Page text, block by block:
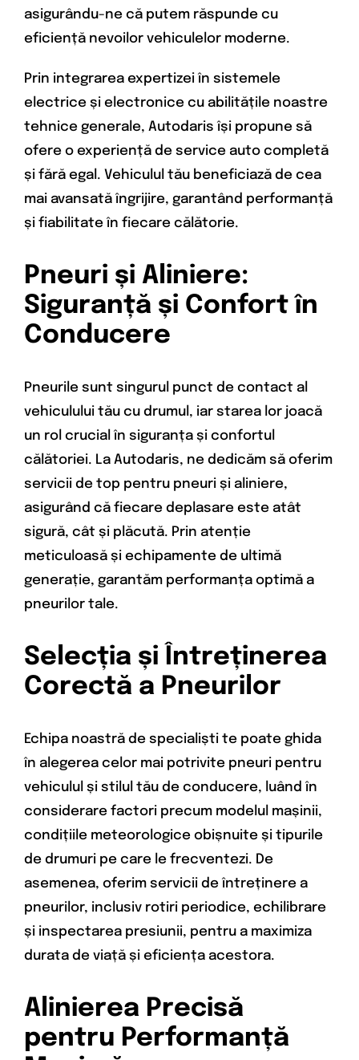
asigurându-ne că putem răspunde cu
eficiență nevoilor vehiculelor moderne.
Prin integrarea expertizei în sistemele
electrice și electronice cu abilitățile noastre
tehnice generale, Autodaris își propune să
ofere o experiență de service auto completă
și fără egal. Vehiculul tău beneficiază de cea
mai avansată îngrijire, garantând performanță
și fiabilitate în fiecare călătorie.
Pneuri și Aliniere:
Siguranță și Confort în
Conducere
Pneurile sunt singurul punct de contact al
vehiculului tău cu drumul, iar starea lor joacă
un rol crucial în siguranța și confortul
călătoriei. La Autodaris, ne dedicăm să oferim
servicii de top pentru pneuri și aliniere,
asigurând că fiecare deplasare este atât
sigură, cât și plăcută. Prin atenție
meticuloasă și echipamente de ultimă
generație, garantăm performanța optimă a
pneurilor tale.
Selecția și Întreținerea
Corectă a Pneurilor
Echipa noastră de specialiști te poate ghida
în alegerea celor mai potrivite pneuri pentru
vehiculul și stilul tău de conducere, luând în
considerare factori precum modelul mașinii,
condițiile meteorologice obișnuite și tipurile
de drumuri pe care le frecventezi. De
asemenea, oferim servicii de întreținere a
pneurilor, inclusiv rotiri periodice, echilibrare
și inspectarea presiunii, pentru a maximiza
durata de viață și eficiența acestora.
Alinierea Precisă
pentru Performanță